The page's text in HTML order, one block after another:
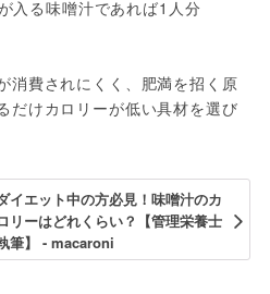
入る味噌汁であれば1人分
消費されにくく、肥満を招く原
だけカロリーが低い具材を選び
イエット中の方必見！味噌汁のカ
リーはどれくらい？【管理栄養士
筆】 - macaroni